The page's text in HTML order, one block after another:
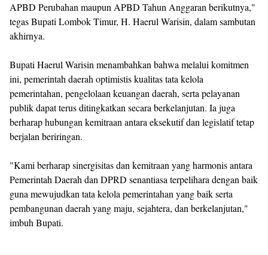
APBD Perubahan maupun APBD Tahun Anggaran berikutnya,"
tegas Bupati Lombok Timur, H. Haerul Warisin, dalam sambutan
akhirnya.
Bupati Haerul Warisin menambahkan bahwa melalui komitmen
ini, pemerintah daerah optimistis kualitas tata kelola
pemerintahan, pengelolaan keuangan daerah, serta pelayanan
publik dapat terus ditingkatkan secara berkelanjutan. Ia juga
berharap hubungan kemitraan antara eksekutif dan legislatif tetap
berjalan beriringan.
"Kami berharap sinergisitas dan kemitraan yang harmonis antara
Pemerintah Daerah dan DPRD senantiasa terpelihara dengan baik
guna mewujudkan tata kelola pemerintahan yang baik serta
pembangunan daerah yang maju, sejahtera, dan berkelanjutan,"
imbuh Bupati.